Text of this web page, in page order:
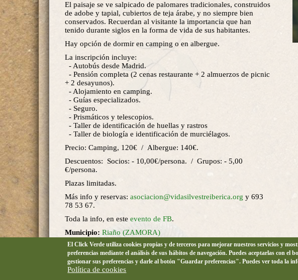
El paisaje se ve salpicado de palomares tradicionales, construidos
de adobe y tapial, cubiertos de teja árabe, y no siempre bien
conservados. Recuerdan al visitante la importancia que han
tenido durante siglos en la forma de vida de sus habitantes.
Hay opción de dormir en camping o en albergue.
La inscripción incluye:
- Autobús desde Madrid.
- Pensión completa (2 cenas restaurante + 2 almuerzos de picnic
+ 2 desayunos).
- Alojamiento en camping.
- Guías especializados.
- Seguro.
- Prismáticos y telescopios.
- Taller de identificación de huellas y rastros
- Taller de biología e identificación de murciélagos.
Precio: Camping, 120€ / Albergue: 140€.
Descuentos: Socios: - 10,00€/persona. / Grupos: - 5,00
€/persona.
Plazas limitadas.
Más info y reservas: asociacion@vidasilvestreiberica.org y 693
78 53 67.
Toda la info, en este evento de FB.
Municipio: Riaño (ZAMORA)
Localidad:Riaño
Lugar:Lagunas de Villafáfila
Organiza:Vida Silvestre Ibérica
El Click Verde utiliza cookies propias y de terceros para mejorar nuestros servicios y
preferencias mediante el análisis de sus hábitos de navegación. Puedes aceptarlas con el
gestionar sus preferencias y darle al botón "Guardar preferencias". Puedes ver toda la
Política de cookies